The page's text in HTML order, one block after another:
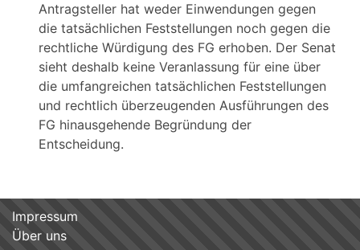
Antragsteller hat weder Einwendungen gegen
die tatsächlichen Feststellungen noch gegen die
rechtliche Würdigung des FG erhoben. Der Senat
sieht deshalb keine Veranlassung für eine über
die umfangreichen tatsächlichen Feststellungen
und rechtlich überzeugenden Ausführungen des
FG hinausgehende Begründung der
Entscheidung.
Impressum
Über uns